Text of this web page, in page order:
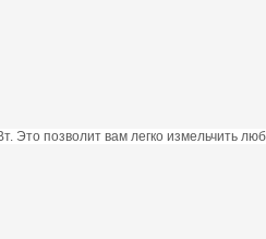
Это позволит вам легко измельчить